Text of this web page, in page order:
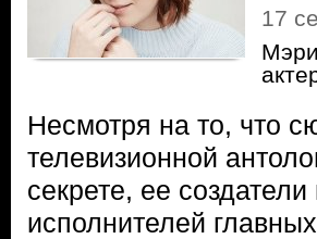
17
Несмотря на то, что
телевизионной
секрете, ее
исполнителей